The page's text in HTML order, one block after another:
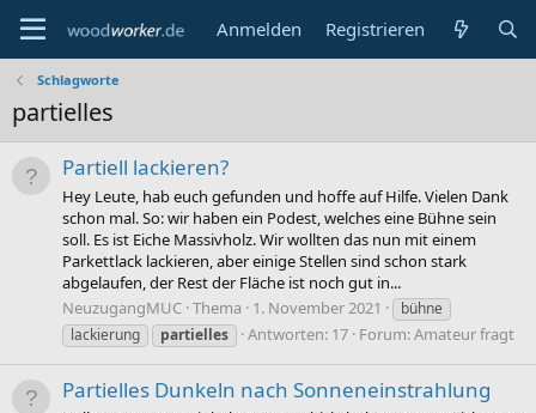
Anmelden Registrieren
Schlagworte
partielles
Partiell lackieren?
Hey Leute, hab euch gefunden und hoffe auf Hilfe. Vielen Dank
schon mal. So: wir haben ein Podest, welches eine Bühne sein
soll. Es ist Eiche Massivholz. Wir wollten das nun mit einem
Parkettlack lackieren, aber einige Stellen sind schon stark
abgelaufen, der Rest der Fläche ist noch gut in...
NeuzugangMUC Thema 1. November 2021
bühne
lackierung
partielles Antworten: 17 Forum:Amateur fragt
Partielles Dunkeln nach Sonneneinstrahlung